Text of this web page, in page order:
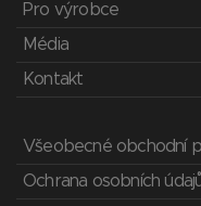
Pro výrobce
Média
Kontakt
Všeobecné obchodní
Ochrana osobních